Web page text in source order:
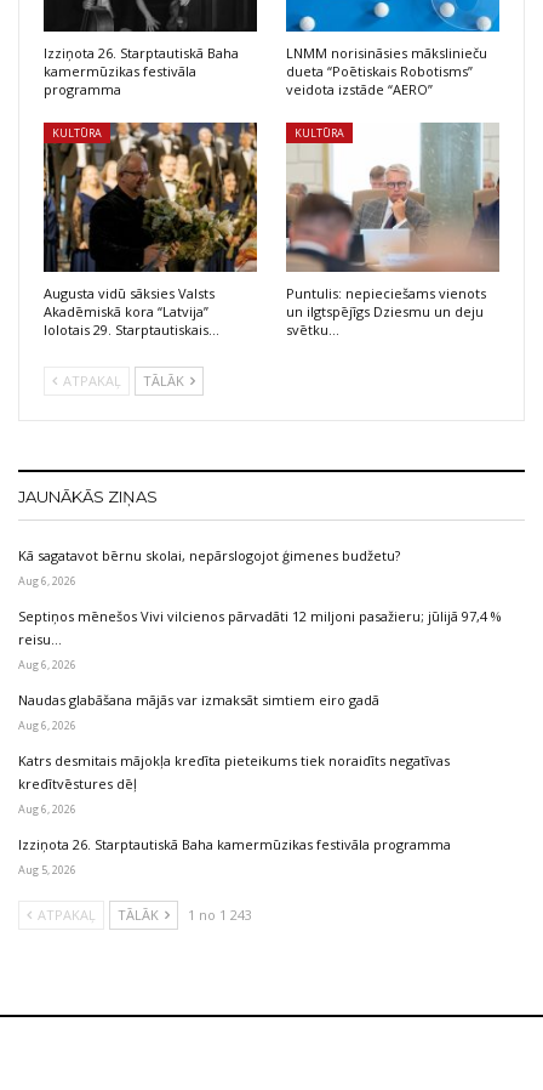
Izziņota 26. Starptautiskā Baha
kamermūzikas festivāla
programma
LNMM norisināsies mākslinieču
dueta “Poētiskais Robotisms”
veidota izstāde “AERO”
KULTŪRA
Augusta vidū sāksies Valsts
Akadēmiskā kora “Latvija”
lolotais 29. Starptautiskais…
KULTŪRA
Puntulis: nepieciešams vienots
un ilgtspējīgs Dziesmu un deju
svētku…
ATPAKAĻ TĀLĀK
JAUNĀKĀS ZIŅAS
Kā sagatavot bērnu skolai, nepārslogojot ģimenes budžetu?
Aug 6, 2026
Septiņos mēnešos Vivi vilcienos pārvadāti 12 miljoni pasažieru; jūlijā 97,4 %
reisu…
Aug 6, 2026
Naudas glabāšana mājās var izmaksāt simtiem eiro gadā
Aug 6, 2026
Katrs desmitais mājokļa kredīta pieteikums tiek noraidīts negatīvas
kredītvēstures dēļ
Aug 6, 2026
Izziņota 26. Starptautiskā Baha kamermūzikas festivāla programma
Aug 5, 2026
ATPAKAĻ TĀLĀK 1 no 1 243